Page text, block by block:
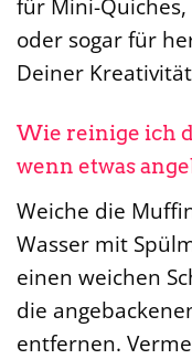
für Mini-
oder sogar für
Deiner
Wie reinige ich
wenn etwas
Weiche die
Wasser mit
einen weichen
die
entfernen.